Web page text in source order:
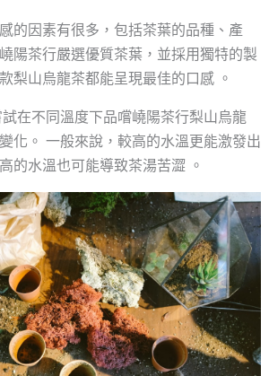
的因素有很多，包括茶葉的品種、產
陽茶行嚴選優質茶葉，並採用獨特的製
梨山烏龍茶都能呈現最佳的口感 。
在不同溫度下品嚐嶢陽茶行梨山烏龍
化。 一般來說，較高的水溫更能激發出
的水溫也可能導致茶湯苦澀 。